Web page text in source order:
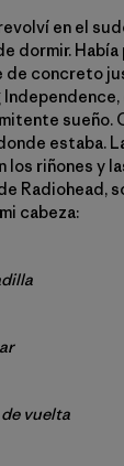
en el
dormir. Había
de concreto
sueño.
estaba.
los riñones y
Radiohead,
cabeza:
vuelta